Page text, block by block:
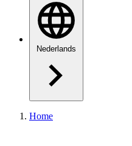
Nederlands
Home